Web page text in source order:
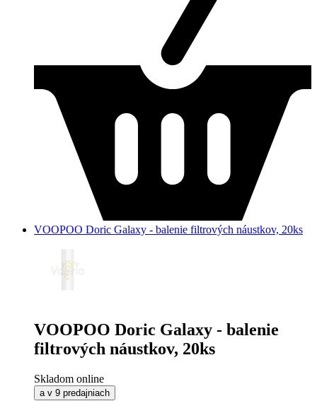
VOOPOO Doric Galaxy - balenie filtrových náustkov, 20ks
VOOPOO Doric Galaxy - balenie
filtrových náustkov, 20ks
Skladom online
a v 9 predajniach